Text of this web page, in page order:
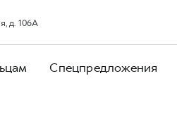
д. 106А
Спецпредложения